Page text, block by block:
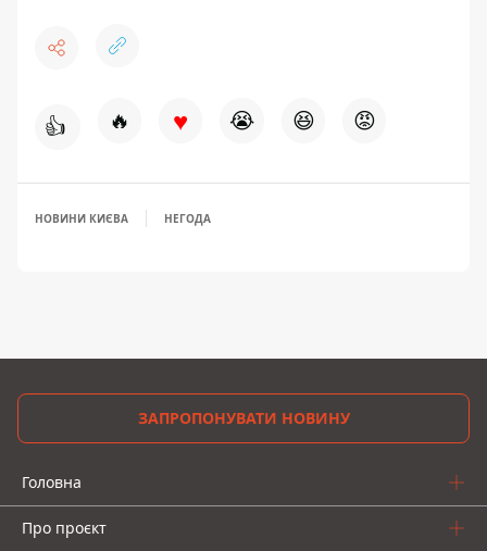
👍 🔥 ♥ 😭 😆 😡
НОВИНИ КИЄВА НЕГОДА
ЗАПРОПОНУВАТИ НОВИНУ
Головна
Про проєкт